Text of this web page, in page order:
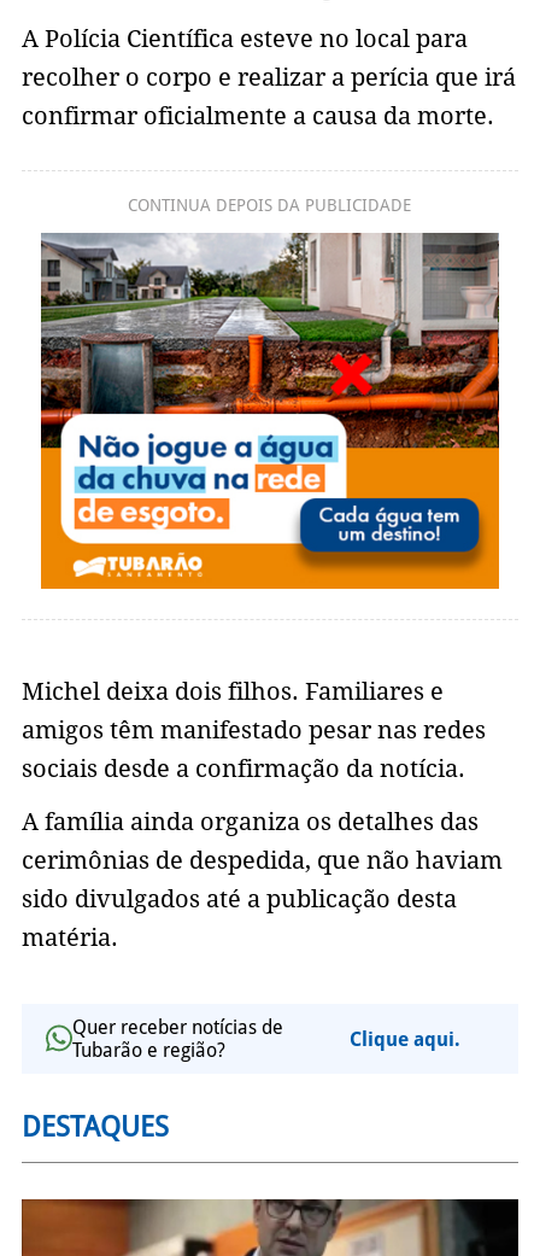
A Polícia Científica esteve no local para
recolher o corpo e realizar a perícia que irá
confirmar oficialmente a causa da morte.
CONTINUA DEPOIS DA PUBLICIDADE
Michel deixa dois filhos. Familiares e
amigos têm manifestado pesar nas redes
sociais desde a confirmação da notícia.
A família ainda organiza os detalhes das
cerimônias de despedida, que não haviam
sido divulgados até a publicação desta
matéria.
Quer receber notícias de
Tubarão e região?
Clique aqui.
DESTAQUES